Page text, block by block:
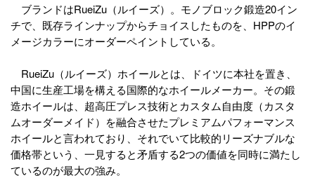
ブランドはRueiZu（ルイーズ）。モノブロック鍛造20イン
チで、既存ラインナップからチョイスしたものを、HPPのイ
メージカラーにオーダーペイントしている。
RueiZu（ルイーズ）ホイールとは、ドイツに本社を置き、
中国に生産工場を構える国際的なホイールメーカー。その鍛
造ホイールは、超高圧プレス技術とカスタム自由度（カスタ
ムオーダーメイド）を融合させたプレミアムパフォーマンス
ホイールと言われており、それでいて比較的リーズナブルな
価格帯という、一見すると矛盾する2つの価値を同時に満たし
ているのが最大の強み。